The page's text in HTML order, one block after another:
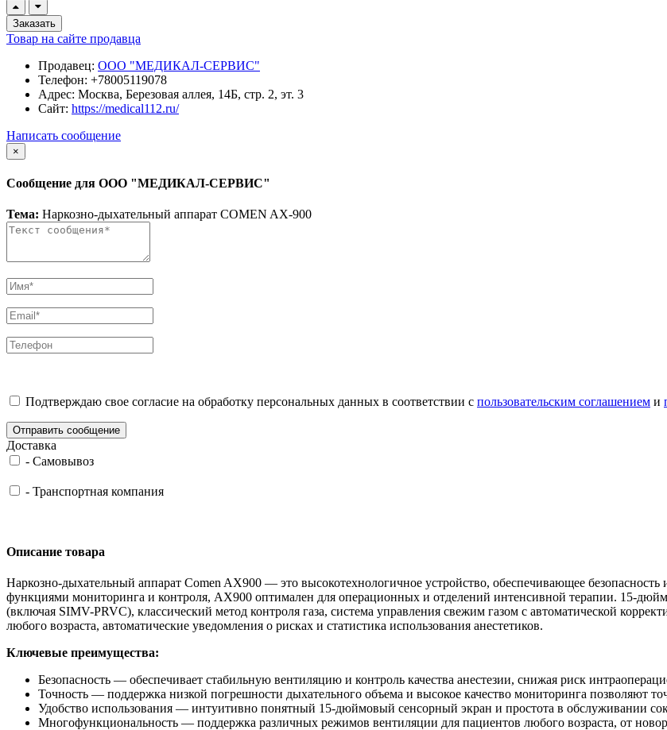
Заказать
Товар на сайте продавца
Продавец: ООО "МЕДИКАЛ-СЕРВИС"
Телефон: +78005119078
Адрес: Москва, Березовая аллея, 14Б, стр. 2, эт. 3
Сайт: https://medical112.ru/
Написать сообщение
×
Сообщение для ООО "МЕДИКАЛ-СЕРВИС"
Тема: Наркозно-дыхательный аппарат COMEN AX-900
Подтверждаю свое согласие на обработку персональных данных в соответствии с пользовательским соглашением и
Отправить сообщение
Доставка
- Самовывоз
- Транспортная компания
Описание товара
Наркозно-дыхательный аппарат Comen AX900 — это высокотехнологичное устройство, обеспечивающее
функциями мониторинга и контроля, AX900 оптимален для операционных и отделений интенсивной терапии. 15-
(включая SIMV-PRVC), классический метод контроля газа, система управления свежим газом с автоматической
любого возраста, автоматические уведомления о рисках и статистика использования анестетиков.
Ключевые преимущества:
Безопасность — обеспечивает стабильную вентиляцию и контроль качества анестезии, снижая риск
Точность — поддержка низкой погрешности дыхательного объема и высокое качество мониторинга позволяют
Удобство использования — интуитивно понятный 15-дюймовый сенсорный экран и простота в обслуживании
Многофункциональность — поддержка различных режимов вентиляции для пациентов любого возраста, от